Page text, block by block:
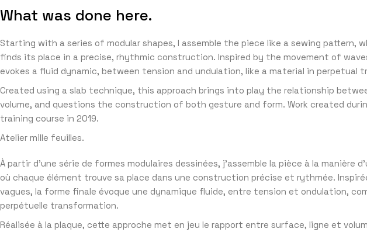
What was done here.
Starting with a series of modular shapes, I assemble the piece like a sewing pattern,
finds its place in a precise, rhythmic construction. Inspired by the movement of
evokes a fluid dynamic, between tension and undulation, like a material in perpetual
Created using a slab technique, this approach brings into play the relationship
volume, and questions the construction of both gesture and form. Work created
training course in 2019.
Atelier mille feuilles.
À partir d’une série de formes modulaires dessinées, j’assemble la pièce à la manière
où chaque élément trouve sa place dans une construction précise et rythmée.
vagues, la forme finale évoque une dynamique fluide, entre tension et ondulation,
perpétuelle transformation.
Réalisée à la plaque, cette approche met en jeu le rapport entre surface, ligne et